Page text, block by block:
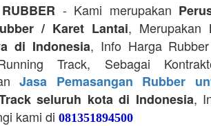
- Kami merupakan
/ Karet Lantai, Merupakan
di Indonesia, Info Harga
Track, Sebagai
Jasa Pemasangan Rubber
seluruh kota di Indonesia,
kami di 081351894500